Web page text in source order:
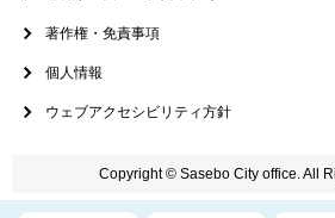
著作権・免責事項
個人情報
ウェブアクセシビリティ方針
Copyright © Sasebo City office. All